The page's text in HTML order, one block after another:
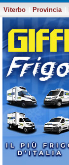
Viterbo
Provincia